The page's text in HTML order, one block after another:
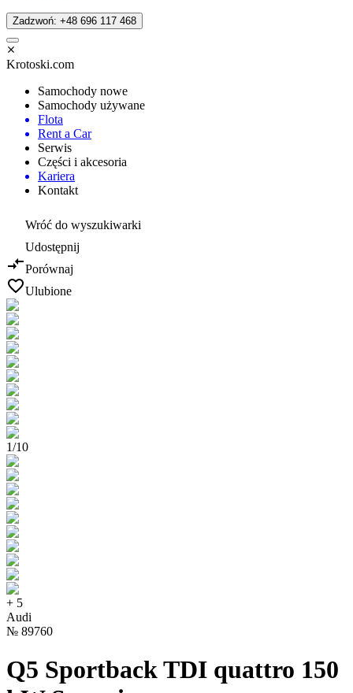
Zadzwoń: +48 696 117 468
Krotoski.com
Samochody nowe
Samochody używane
Flota
Rent a Car
Serwis
Części i akcesoria
Kariera
Kontakt
Wróć do wyszukiwarki
Udostępnij
Porównaj
Ulubione
1/10
+ 5
Audi
№ 89760
Q5 Sportback TDI quattro 150